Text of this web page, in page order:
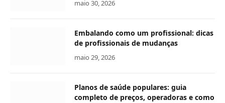
maio 30, 2026
Embalando como um profissional: dicas
de profissionais de mudanças
maio 29, 2026
Planos de saúde populares: guia
completo de preços, operadoras e como